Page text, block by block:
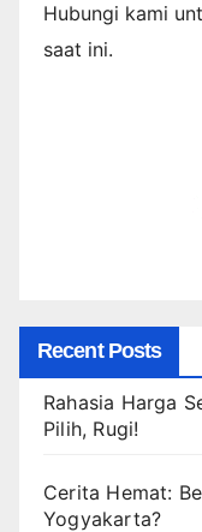
Hubungi kami
saat ini.
Recent Posts
Rahasia Harga
Pilih, Rugi!
Cerita Hemat:
Yogyakarta?